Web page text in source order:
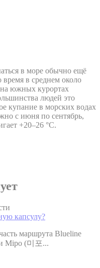
в море обычно ещё
время в среднем около
южных курортах
людей это
купание в морских водах
с июня по сентябрь,
+20–26 °C.
капсулу?
маршрута Blueline
Mipo (미포...